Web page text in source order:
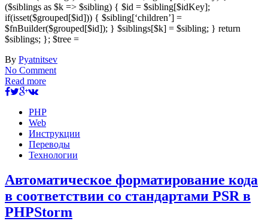
($siblings as $k => $sibling) { $id = $sibling[$idKey];
if(isset($grouped[$id])) { $sibling[‘children’] =
$fnBuilder($grouped[$id]); } $siblings[$k] = $sibling; } return
$siblings; }; $tree =
By Pyatnitsev
No Comment
Read more
PHP
Web
Инструкции
Переводы
Технологии
Автоматическое форматирование кода
в соответствии со стандартами PSR в
PHPStorm